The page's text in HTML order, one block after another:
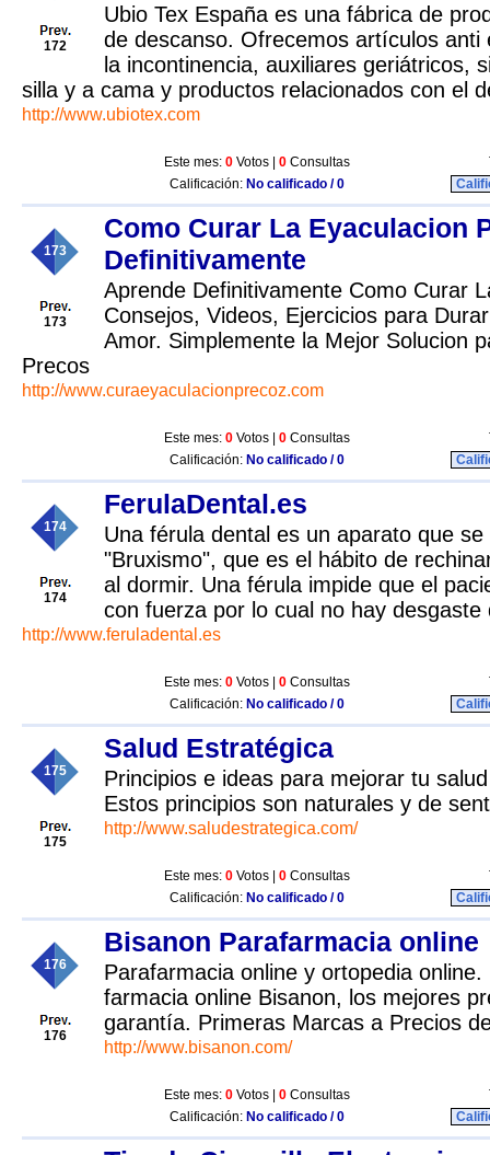
172
Ubio Tex España es una fábrica de
de descanso. Ofrecemos artículos
la incontinencia, auxiliares geriátricos,
silla y a cama y productos relacionados con el
http://www.ubiotex.com
Este mes: 0 Votos | 0 Consultas
Calificación: No calificado / 0
173
173
Como Curar La Eyaculacion
Definitivamente
Aprende Definitivamente Como Curar
Consejos, Videos, Ejercicios para
Amor. Simplemente la Mejor Solucion
Precos
http://www.curaeyaculacionprecoz.com
Este mes: 0 Votos | 0 Consultas
Calificación: No calificado / 0
174
174
FerulaDental.es
Una férula dental es un aparato que
"Bruxismo", que es el hábito de
al dormir. Una férula impide que el
con fuerza por lo cual no hay desgaste
http://www.feruladental.es
Este mes: 0 Votos | 0 Consultas
Calificación: No calificado / 0
175
175
Salud Estratégica
Principios e ideas para mejorar tu
Estos principios son naturales y de
http://www.saludestrategica.com/
Este mes: 0 Votos | 0 Consultas
Calificación: No calificado / 0
176
176
Bisanon Parafarmacia online
Parafarmacia online y ortopedia
farmacia online Bisanon, los mejores
garantía. Primeras Marcas a Precios
http://www.bisanon.com/
Este mes: 0 Votos | 0 Consultas
Calificación: No calificado / 0